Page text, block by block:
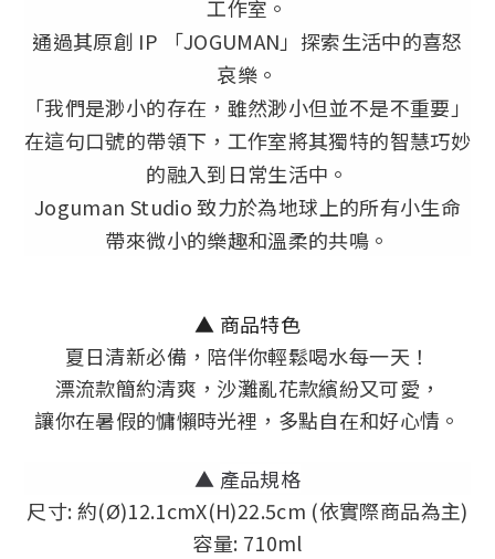
工作室。
通過其原創 IP 「JOGUMAN」探索生活中的喜怒
哀樂。
「我們是渺小的存在，雖然渺小但並不是不重要」
在這句口號的帶領下，工作室將其獨特的智慧巧妙
的融入到日常生活中。
Joguman Studio 致力於為地球上的所有小生命
帶來微小的樂趣和溫柔的共鳴。
▲ 商品特色
夏日清新必備，陪伴你輕鬆喝水每一天！
漂流款簡約清爽，沙灘亂花款繽紛又可愛，
讓你在暑假的慵懶時光裡，多點自在和好心情。
▲ 產品規格
尺寸: 約(Ø)12.1cmX(H)22.5cm (依實際商品為主)
容量: 710ml